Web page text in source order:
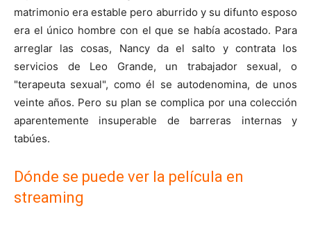
matrimonio era estable pero aburrido y su difunto esposo
era el único hombre con el que se había acostado. Para
arreglar las cosas, Nancy da el salto y contrata los
servicios de Leo Grande, un trabajador sexual, o
"terapeuta sexual", como él se autodenomina, de unos
veinte años. Pero su plan se complica por una colección
aparentemente insuperable de barreras internas y
tabúes.
Dónde se puede ver la película en
streaming